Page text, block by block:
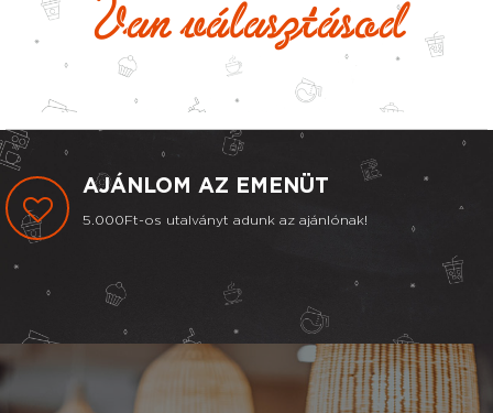
AJÁNLOM AZ EMENÜT
5.000Ft-os utalványt adunk az ajánlónak!